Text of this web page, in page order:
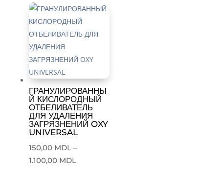
ГРАНУЛИРОВАННЫ
Й КИСЛОРОДНЫЙ
ОТБЕЛИВАТЕЛЬ
ДЛЯ УДАЛЕНИЯ
ЗАГРЯЗНЕНИЙ OXY
UNIVERSAL
150,00 MDL –
1.100,00 MDLPrice